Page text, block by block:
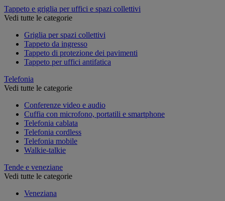
Tappeto e griglia per uffici e spazi collettivi
Vedi tutte le categorie
Griglia per spazi collettivi
Tappeto da ingresso
Tappeto di protezione dei pavimenti
Tappeto per uffici antifatica
Telefonia
Vedi tutte le categorie
Conferenze video e audio
Cuffia con microfono, portatili e smartphone
Telefonia cablata
Telefonia cordless
Telefonia mobile
Walkie-talkie
Tende e veneziane
Vedi tutte le categorie
Veneziana